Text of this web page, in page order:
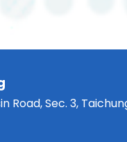
Road, Sec. 3,